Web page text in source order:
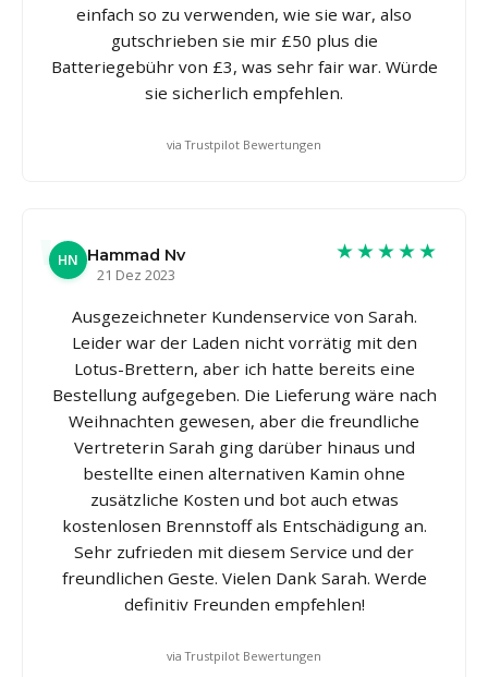
einfach so zu verwenden, wie sie war, also
gutschrieben sie mir £50 plus die
Batteriegebühr von £3, was sehr fair war. Würde
sie sicherlich empfehlen.
via Trustpilot Bewertungen
HN Hammad Nv
21 Dez 2023
★★★★★
Ausgezeichneter Kundenservice von Sarah.
Leider war der Laden nicht vorrätig mit den
Lotus-Brettern, aber ich hatte bereits eine
Bestellung aufgegeben. Die Lieferung wäre nach
Weihnachten gewesen, aber die freundliche
Vertreterin Sarah ging darüber hinaus und
bestellte einen alternativen Kamin ohne
zusätzliche Kosten und bot auch etwas
kostenlosen Brennstoff als Entschädigung an.
Sehr zufrieden mit diesem Service und der
freundlichen Geste. Vielen Dank Sarah. Werde
definitiv Freunden empfehlen!
via Trustpilot Bewertungen